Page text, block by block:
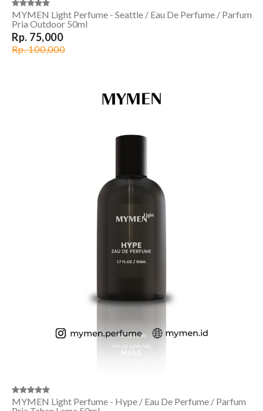
MYMEN Light Perfume - Seattle / Eau De Perfume / Parfum
Pria Outdoor 50ml
Rp. 75,000
Rp. 100,000
MYMEN Light Perfume - Hype / Eau De Perfume / Parfum